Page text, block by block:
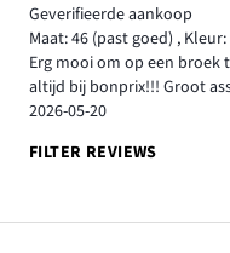
Geverifieerde aankoop
Maat: 46 (past goed) ,
Erg mooi om op een broek
altijd bij bonprix!!! Groot
2026-05-20
FILTER REVIEWS